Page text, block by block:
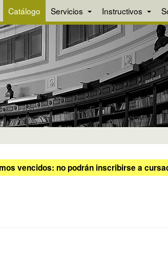
Catálogo Servicios Instructivos
vencidos: no podrán inscribirse a